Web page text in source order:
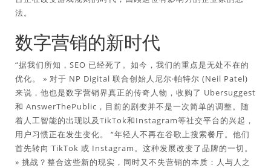
法。
数字营销的新时代
“据我们所知，SEO 已经死了。如今，我们的重点是无处不在的
优化。 » 对于 NP Digital 联合创始人尼尔·帕特尔 (Neil Patel)
来说，他也是数字营销界真正的传奇人物，收购了 Ubersuggest
和 AnswerThePublic，目前的剧变并不是一次简单的调整。随
着人工智能的出现以及TikTok和Instagram等社交平台的兴起，
用户习惯正在发生变化。 “年轻人不再在谷歌上搜索餐厅。他们
首先转向 TikTok 或 Instagram。这种发展改变了品牌的一切。
» 挑战？整合这些新的现实，同时又不失营销的本质：人与人之